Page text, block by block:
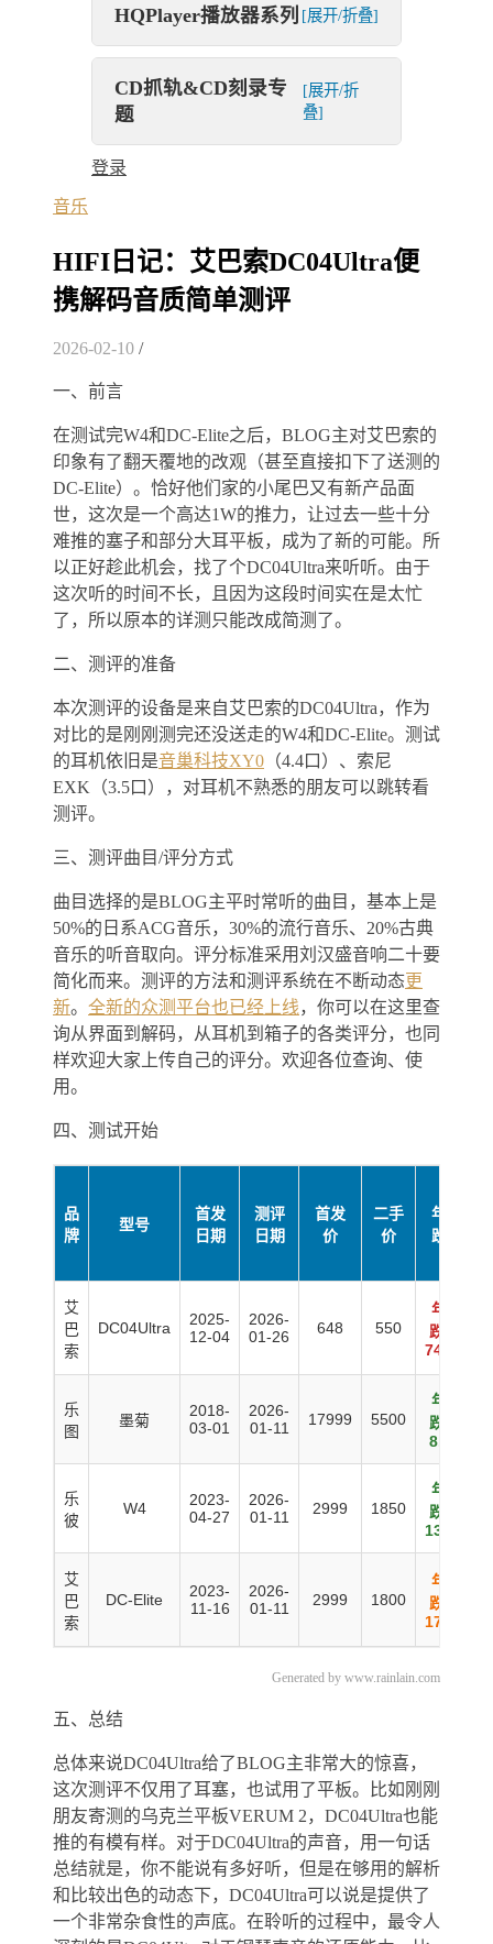
HQPlayer播放器系列 [展开/折叠]
CD抓轨&CD刻录专
题
[展开/折
叠]
登录
音乐
HIFI日记：艾巴索DC04Ultra便
携解码音质简单测评
2026-02-10 /
一、前言
在测试完W4和DC-Elite之后，BLOG主对艾巴索的
印象有了翻天覆地的改观（甚至直接扣下了送测的
DC-Elite）。恰好他们家的小尾巴又有新产品面
世，这次是一个高达1W的推力，让过去一些十分
难推的塞子和部分大耳平板，成为了新的可能。所
以正好趁此机会，找了个DC04Ultra来听听。由于
这次听的时间不长，且因为这段时间实在是太忙
了，所以原本的详测只能改成简测了。
二、测评的准备
本次测评的设备是来自艾巴索的DC04Ultra，作为
对比的是刚刚测完还没送走的W4和DC-Elite。测试
的耳机依旧是音巢科技XY0 （4.4口）、索尼
EXK（3.5口），对耳机不熟悉的朋友可以跳转看
测评。
三、测评曲目/评分方式
曲目选择的是BLOG主平时常听的曲目，基本上是
50%的日系ACG音乐，30%的流行音乐、20%古典
音乐的听音取向。评分标准采用刘汉盛音响二十要
简化而来。测评的方法和测评系统在不断动态更
新。 全新的众测平台也已经上线，你可以在这里查
询从界面到解码，从耳机到箱子的各类评分，也同
样欢迎大家上传自己的评分。欢迎各位查询、使
用。
四、测试开始
品
牌
型号
首发
日期
测评
日期
首发
价
二手
价
年均
跌幅
艾
巴
索
DC04Ultra
2025-
12-04
2026-
01-26
648 550
年均
跌幅:
74.2%
乐
图
墨菊
2018-
03-01
2026-
01-11
17999 5500
年均
跌幅:
8.7%
乐
彼
W4
2023-
04-27
2026-
01-11
2999 1850
年均
跌幅:
13.6%
艾
巴
索
DC-Elite
2023-
11-16
2026-
01-11
2999 1800
年均
跌幅:
17.7%
Generated by www.rainlain.com
五、总结
总体来说DC04Ultra给了BLOG主非常大的惊喜，
这次测评不仅用了耳塞，也试用了平板。比如刚刚
朋友寄测的乌克兰平板VERUM 2，DC04Ultra也能
推的有模有样。对于DC04Ultra的声音，用一句话
总结就是，你不能说有多好听，但是在够用的解析
和比较出色的动态下，DC04Ultra可以说是提供了
一个非常杂食性的声底。在聆听的过程中，最令人